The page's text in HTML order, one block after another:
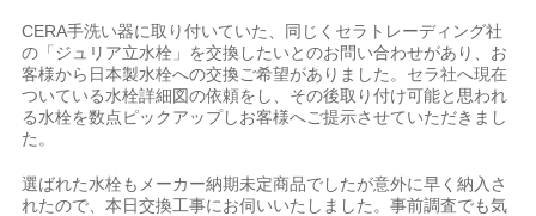
CERA手洗い器に取り付いていた、同じくセラトレーディング社
の「ジュリア立水栓」を交換したいとのお問い合わせがあり、お
客様から日本製水栓への交換ご希望がありました。セラ社へ現在
ついている水栓詳細図の依頼をし、その後取り付け可能と思われ
る水栓を数点ピックアップしお客様へご提示させていただきまし
た。
選ばれた水栓もメーカー納期未定商品でしたが意外に早く納入さ
れたので、本日交換工事にお伺いいたしました。事前調査でも気